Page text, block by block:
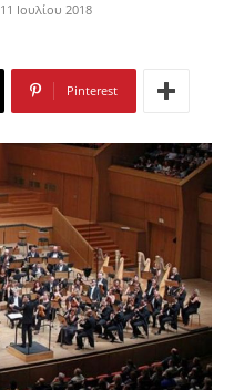
11 Ιουλίου 2018
Pinterest